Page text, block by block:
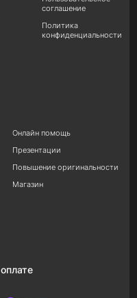
соглашение
Политика
конфиденциальности
Онлайн помощь
Презентации
Повышение оригинальности
Магазин